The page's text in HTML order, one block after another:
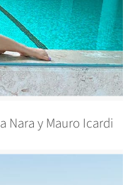
Nara y Mauro Icardi